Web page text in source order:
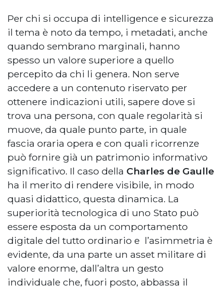
Per chi si occupa di intelligence e sicurezza
il tema è noto da tempo, i metadati, anche
quando sembrano marginali, hanno
spesso un valore superiore a quello
percepito da chi li genera. Non serve
accedere a un contenuto riservato per
ottenere indicazioni utili, sapere dove si
trova una persona, con quale regolarità si
muove, da quale punto parte, in quale
fascia oraria opera e con quali ricorrenze
può fornire già un patrimonio informativo
significativo. Il caso della Charles de Gaulle
ha il merito di rendere visibile, in modo
quasi didattico, questa dinamica. La
superiorità tecnologica di uno Stato può
essere esposta da un comportamento
digitale del tutto ordinario e l’asimmetria è
evidente, da una parte un asset militare di
valore enorme, dall’altra un gesto
individuale che, fuori posto, abbassa il